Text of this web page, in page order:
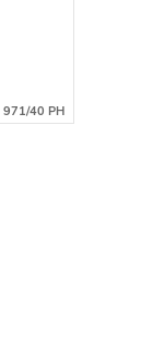
971/40 PH